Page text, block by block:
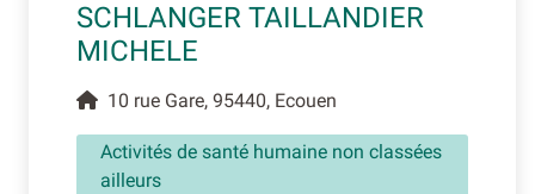
SCHLANGER TAILLANDIER
MICHELE
10 rue Gare, 95440, Ecouen
Activités de santé humaine non classées
ailleurs